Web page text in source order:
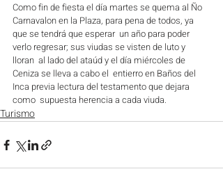
Como fin de fiesta el día martes se quema al Ño
Carnavalon en la Plaza, para pena de todos, ya
que se tendrá que esperar  un año para poder
verlo regresar; sus viudas se visten de luto y
lloran  al lado del ataúd y el día miércoles de
Ceniza se lleva a cabo el  entierro en Baños del
Inca previa lectura del testamento que dejara
como  supuesta herencia a cada viuda.
Turismo